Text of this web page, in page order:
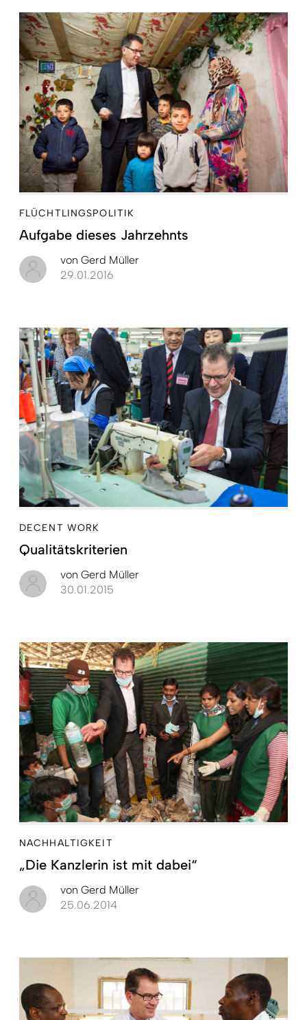
FLÜCHTLINGSPOLITIK
Aufgabe dieses ­Jahrzehnts
von Gerd Müller
29.01.2016
DECENT WORK
Qualitätskriterien
von Gerd Müller
30.01.2015
NACHHALTIGKEIT
„Die Kanzlerin ist mit dabei“
von Gerd Müller
25.06.2014